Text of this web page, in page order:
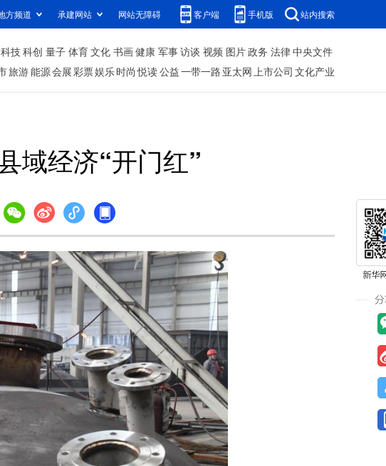
方频道 承建网站 网站无障碍 客户端 手机版 站内搜索
科技科创 量子 体育文化 书画健康 军事访谈 视频 图片政务 法律中央文件
旅游能源会展彩票娱乐时尚 悦读公益一带一路 亚太网上市公司 文化产业
域经济“开门红”